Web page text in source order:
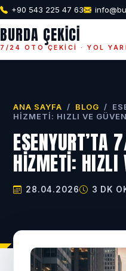
+90 543 225 47 63
BURDA ÇEKICI
7/24 OTO ÇEKICI · YOL
ANA SAYFA / BLOG /
HIZMETI: HIZLI VE
ESENYURT’TA
HIZMETI: HIZLI
28.04.2026 3 DK